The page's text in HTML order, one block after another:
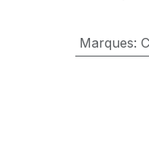
Marques: